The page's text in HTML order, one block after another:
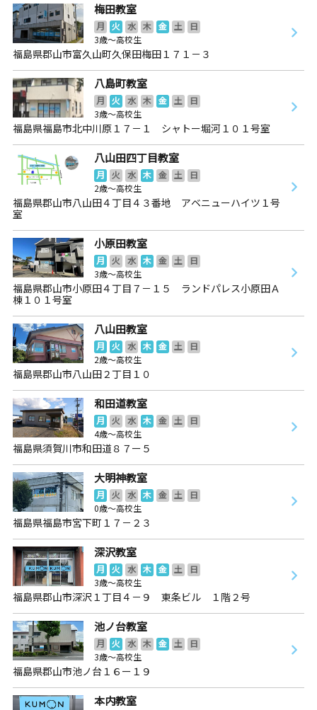
梅田教室
月 火 水 木 金 土
日
3歳～高校生
福島県郡山市富久山町久保田梅田１７１－３
八島町教室
月 火 水 木 金 土
日
3歳～高校生
福島県福島市北中川原１７－１ シャトー堀河１０１号室
八山田四丁目教室
月 火 水 木 金 土
日
2歳～高校生
福島県郡山市八山田４丁目４３番地 アベニューハイツ１号
室
小原田教室
月 火 水 木 金 土
日
3歳～高校生
福島県郡山市小原田４丁目７－１５ ランドパレス小原田Ａ
棟１０１号室
八山田教室
月 火 水 木 金 土
日
2歳～高校生
福島県郡山市八山田２丁目１０
和田道教室
月 火 水 木 金 土
日
4歳～高校生
福島県須賀川市和田道８７ー５
大明神教室
月 火 水 木 金 土
日
0歳～高校生
福島県福島市宮下町１７－２３
深沢教室
月 火 水 木 金 土
日
3歳～高校生
福島県郡山市深沢１丁目４－９ 東条ビル １階２号
池ノ台教室
月 火 水 木 金 土
日
3歳～高校生
福島県郡山市池ノ台１６ー１９
本内教室